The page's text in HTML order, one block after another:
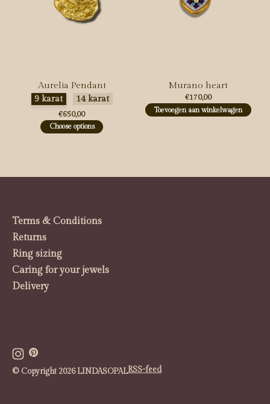
Aurelia Pendant
Maak een keuze:
9 karat 14 karat
€650,00
Choose options
Murano heart
€170,00
Toevoegen aan winkelwagen
Terms & Conditions
Returns
Ring sizing
Caring for your jewels
Delivery
© Copyright 2026 LINDASOPALRSS-feed